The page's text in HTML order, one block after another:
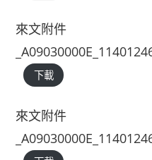
來文附件
下載
來文附件